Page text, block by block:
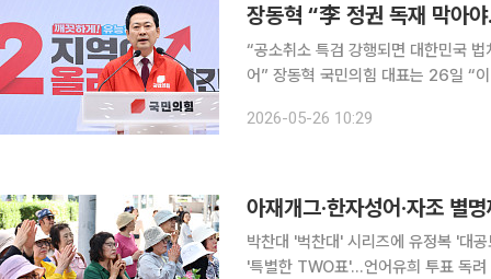
장동혁 “李 정권 독재 막아
“공소취소 특검 강행되면 대한민국
어” 장동혁 국민의힘 대표는 26일 “이번 지방선거는 이재명 정권의 오만과 폭주를 심판하고 자유민
서 기자회견을 열고 “국민들께서 국
2026-05-26 10:29
아재개그·한자성어·자조 별
박찬대 '벅찬대' 시리즈에 유정복 '대
'특별한 TWO표'…언어유희 투표 독려 '벅찬대', '박완수검', '전투토끼', '씨감자', '호남의 사위', '특별